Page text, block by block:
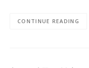
CONTINUE READING